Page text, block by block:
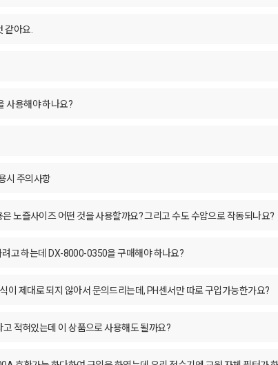
같아요.
사용해야 하나요?
시 주의사항
노즐사이즈 어떤 것을 사용할까요? 그리고 수도 수압으로 작동되나요?
고 하는데 DX-8000-0350을 구매해야 하나요?
제대로 되지 않아서 문의드리는데, PH센서만 따로 구입가능한가요?
적혀있는데 이 상품으로 사용해도 될까요?